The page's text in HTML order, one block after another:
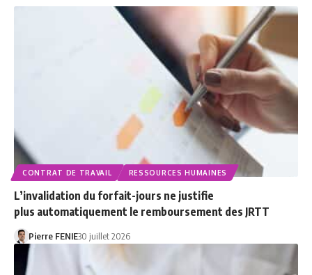
CONTRAT DE TRAVAIL RESSOURCES HUMAINES
L’invalidation du forfait-jours ne justifie
plus automatiquement le remboursement des JRTT
Pierre FENIE30 juillet 2026